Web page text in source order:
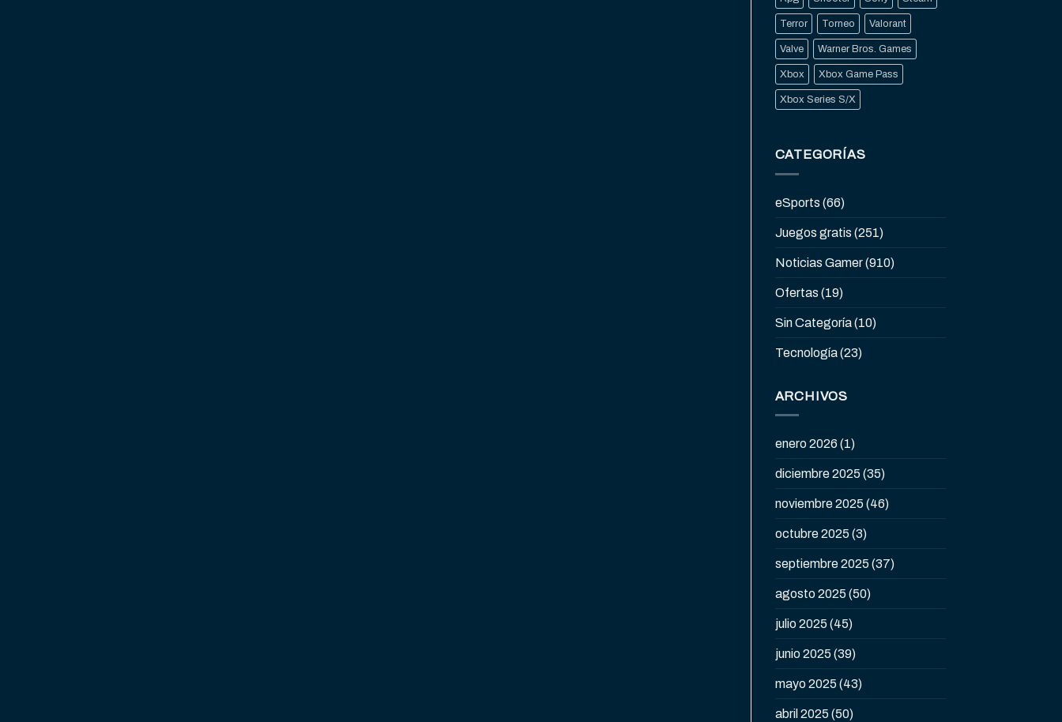
Terror Torneo Valorant
Valve Warner Bros. Games
Xbox Xbox Game Pass
Xbox Series S/X
CATEGORÍAS
eSports (66)
Juegos gratis (251)
Noticias Gamer(910)
Ofertas (19)
Sin Categoría(10)
Tecnología(23)
ARCHIVOS
enero 2026 (1)
diciembre 2025 (35)
noviembre 2025 (46)
octubre 2025 (3)
septiembre 2025 (37)
agosto 2025 (50)
julio 2025 (45)
junio 2025 (39)
mayo 2025 (43)
abril 2025 (50)